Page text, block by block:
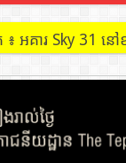
៖ អគារ Sky 31